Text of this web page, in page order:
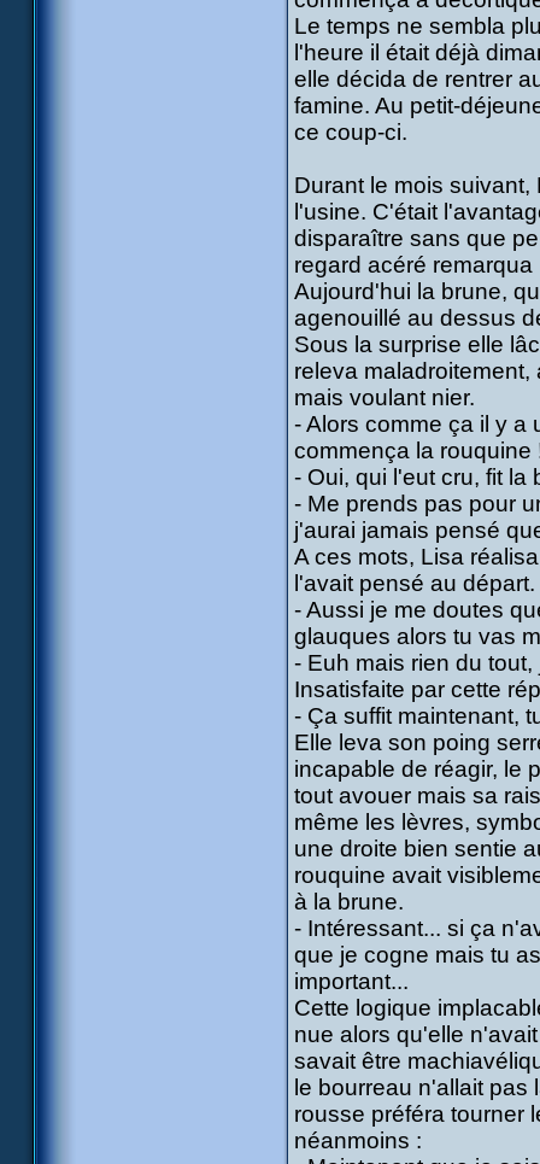
Le temps ne sembla
l'heure il était déjà
elle décida de rentrer
famine. Au petit-
ce coup-ci.
Durant le mois
l'usine. C'était
disparaître sans que
regard acéré
Aujourd'hui la brune,
agenouillé au dessus
Sous la surprise elle
releva
mais voulant nier.
- Alors comme ça il y a
commença la rouquine
- Oui, qui l'eut cru, fit la
- Me prends pas pour
j'aurai jamais pensé
A ces mots, Lisa
l'avait pensé au départ.
- Aussi je me doutes
glauques alors tu vas
- Euh mais rien du
Insatisfaite par cette
- Ça suffit maintenant,
Elle leva son poing
incapable de réagir, le
tout avouer mais sa
même les lèvres,
une droite bien sentie
rouquine avait
à la brune.
- Intéressant... si ça
que je cogne mais tu
important...
Cette logique
nue alors qu'elle
savait être
le bourreau n'allait pas
rousse préféra tourner
néanmoins :